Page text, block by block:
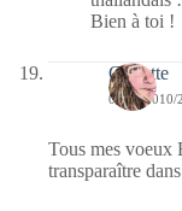
Bien à toi !
Crikette
01/01/2010/
Tous mes voeux
transparaître